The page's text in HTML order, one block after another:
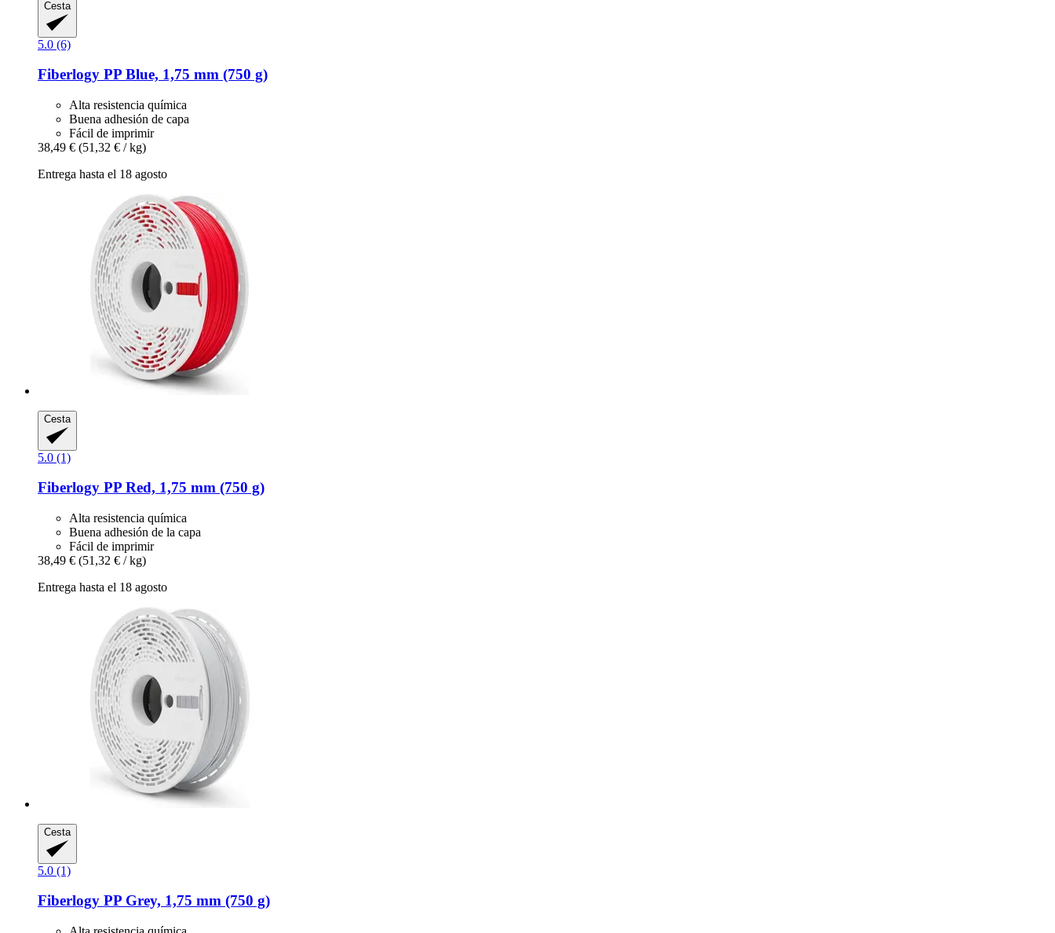
Cesta
5.0 (6)
Fiberlogy PP Blue, 1,75 mm (750 g)
Alta resistencia química
Buena adhesión de capa
Fácil de imprimir
38,49 € (51,32 € / kg)
Entrega hasta el 18 agosto
Cesta
5.0 (1)
Fiberlogy PP Red, 1,75 mm (750 g)
Alta resistencia química
Buena adhesión de la capa
Fácil de imprimir
38,49 € (51,32 € / kg)
Entrega hasta el 18 agosto
Cesta
5.0 (1)
Fiberlogy PP Grey, 1,75 mm (750 g)